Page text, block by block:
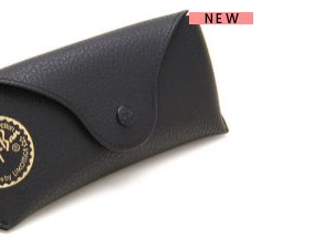
NEW